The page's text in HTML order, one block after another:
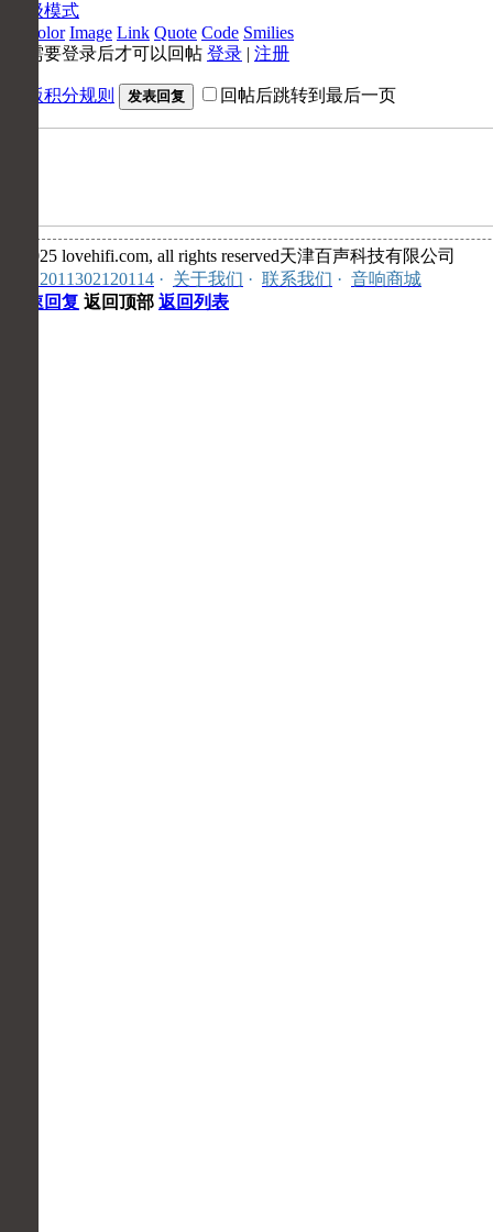
高级模式
Color Image Link Quote Code Smilies
您需要登录后才可以回帖 登录 | 注册
本版积分规则 发表回复 回帖后跳转到最后一页
©2025 lovehifi.com, all rights reserved天津百声科技有限公司
安:12011302120114 · 关于我们 · 联系我们 · 音响商城
快速回复 返回顶部 返回列表